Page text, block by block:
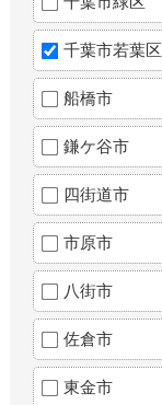
千葉市若葉区
船橋市
鎌ケ谷市
四街道市
市原市
八街市
佐倉市
東金市